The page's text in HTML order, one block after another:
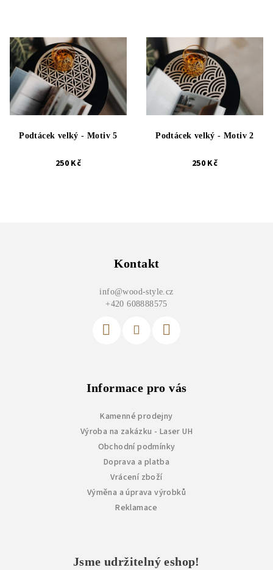
Podtácek velký - Motiv 5
250 Kč
Podtácek velký - Motiv 2
250 Kč
Kontakt
info@wood-style.cz
+420 608888575
Informace pro vás
Kamenné prodejny
Výroba na zakázku - Laser UH
Obchodní podmínky
Doprava a platba
Vrácení zboží
Výměna a úprava výrobků
Reklamace
Jsme udržitelný eshop!